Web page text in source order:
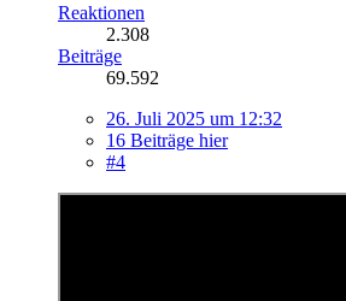
Reaktionen
2.308
Beiträge
69.592
26. Juli 2025 um 12:32
16 Beiträge hier
#4